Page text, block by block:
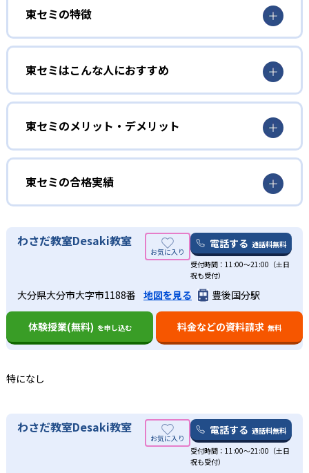
東セミの特徴
01
プロ講師によるおせっかい教育
東セミの講師はトレーナー研修や模擬授業、プレゼン研修
などの研修を毎週8時間行うプロ講師。研修だけでなく、毎
月のアンケートに書かれた生徒や保護者の声を拾い、生
徒・保護者と向き合った指導を実施している。
東セミはこんな人におすすめ
合宿を通して成績を上げたい人
東セミには、1泊2日で集中的に学習する「東セミ合宿」
や、すべての科目に合格するまで帰れない「アタック講
座」などのイベントが豊富。いずれも成績アップや将来を
ろう。小学生は中学受験にも対応。
東セミのメリット・デメリット
どんなメリットがある？
東セミは飽きない学習環境を整えている点が最大のメリッ
トである。5教科の学習だけでなく、農業体験や社会見学な
どの実体験を通して楽しく学べる。
どんなデメリットがある？
「アタック講座」や「帰れま10」など、根気が必要なイベ
ントも多い。精神力が鍛えられる反面、苦痛に感じて学習
東セミの合格実績
東セミは、合格実績を公式サイトで公開し、合格した学校
を多数記載している。合格実績は以下の通りである。
豊府中学校 46 岩田中学校 35
向陽中学校 14
14
わさだ教室Desaki教室 電話する 通話料無料
受付時間：11:00～21:00（土日
祝も受付）
大分県大分市大字市1188番 地図を見る 豊後国分駅
体験授業(無料) を申し込む 料金などの資料請求 無料
特になし
わさだ教室Desaki教室 電話する 通話料無料
受付時間：11:00～21:00（土日
祝も受付）